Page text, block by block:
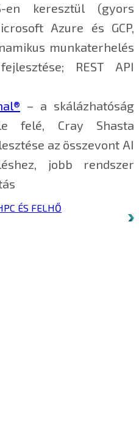
en keresztül (gyors
Azure és GCP,
munkaterhelés
REST API
– a skálázhatóság
felé, Cray Shasta
az összevont AI
jobb rendszer
ÉS FELHŐ